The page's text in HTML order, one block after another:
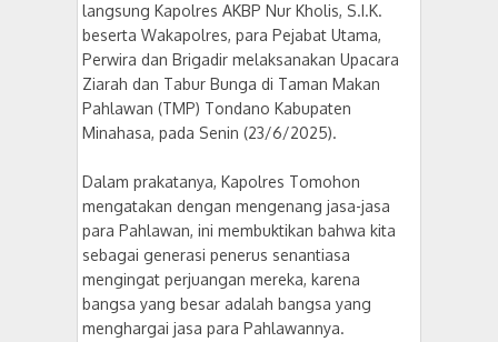
langsung Kapolres AKBP Nur Kholis, S.I.K.
beserta Wakapolres, para Pejabat Utama,
Perwira dan Brigadir melaksanakan Upacara
Ziarah dan Tabur Bunga di Taman Makan
Pahlawan (TMP) Tondano Kabupaten
Minahasa, pada Senin (23/6/2025).
Dalam prakatanya, Kapolres Tomohon
mengatakan dengan mengenang jasa-jasa
para Pahlawan, ini membuktikan bahwa kita
sebagai generasi penerus senantiasa
mengingat perjuangan mereka, karena
bangsa yang besar adalah bangsa yang
menghargai jasa para Pahlawannya.